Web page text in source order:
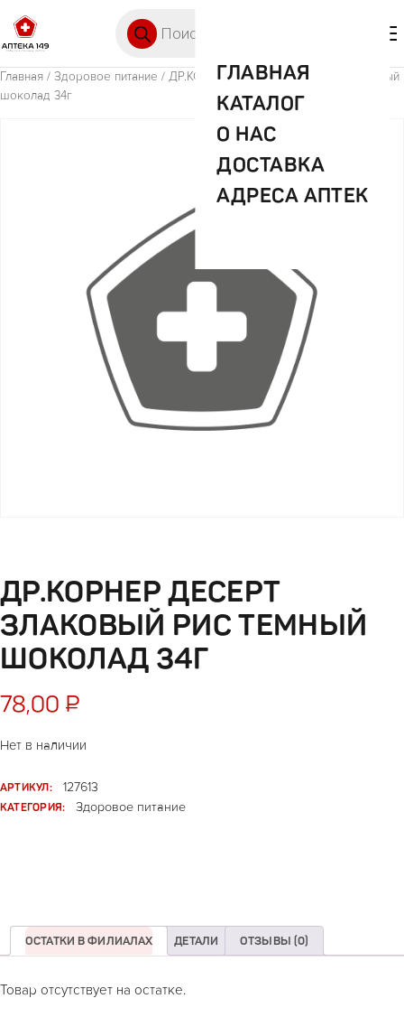
ГЛАВНАЯ
КАТАЛОГ
О НАС
ДОСТАВКА
АДРЕСА АПТЕК
Главная / Здоровое питание / ДР.КОРНЕР десерт злаковый рис темный
шоколад 34г
ДР.КОРНЕР ДЕСЕРТ
ЗЛАКОВЫЙ РИС ТЕМНЫЙ
ШОКОЛАД 34Г
78,00 ₽
Нет в наличии
АРТИКУЛ:
127613
КАТЕГОРИЯ:
Здоровое питание
ОСТАТКИ В ФИЛИАЛАХ ДЕТАЛИ ОТЗЫВЫ (0)
Товар отсутствует на остатке.